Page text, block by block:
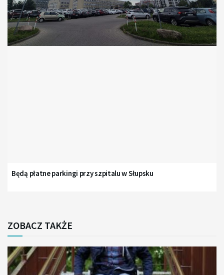
Będą płatne parkingi przy szpitalu w Słupsku
ZOBACZ TAKŻE